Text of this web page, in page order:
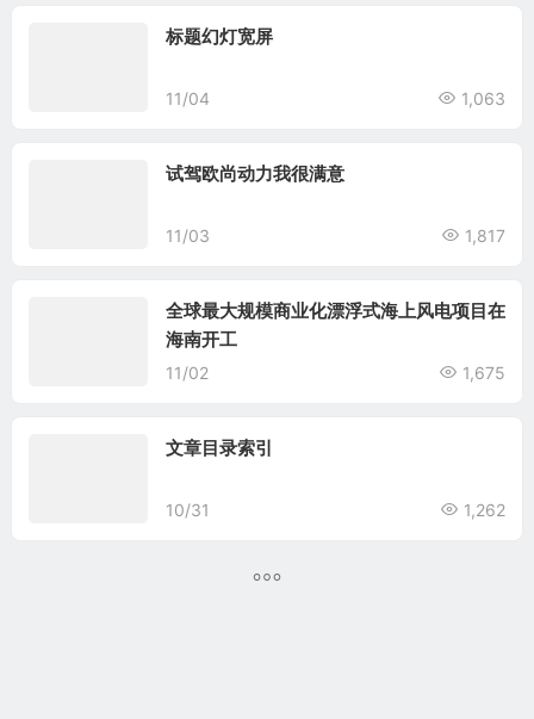
标题幻灯宽屏
11/04 1,063
试驾欧尚动力我很满意
11/03 1,817
全球最大规模商业化漂浮式海上风电项目在
海南开工
11/02 1,675
文章目录索引
10/31 1,262